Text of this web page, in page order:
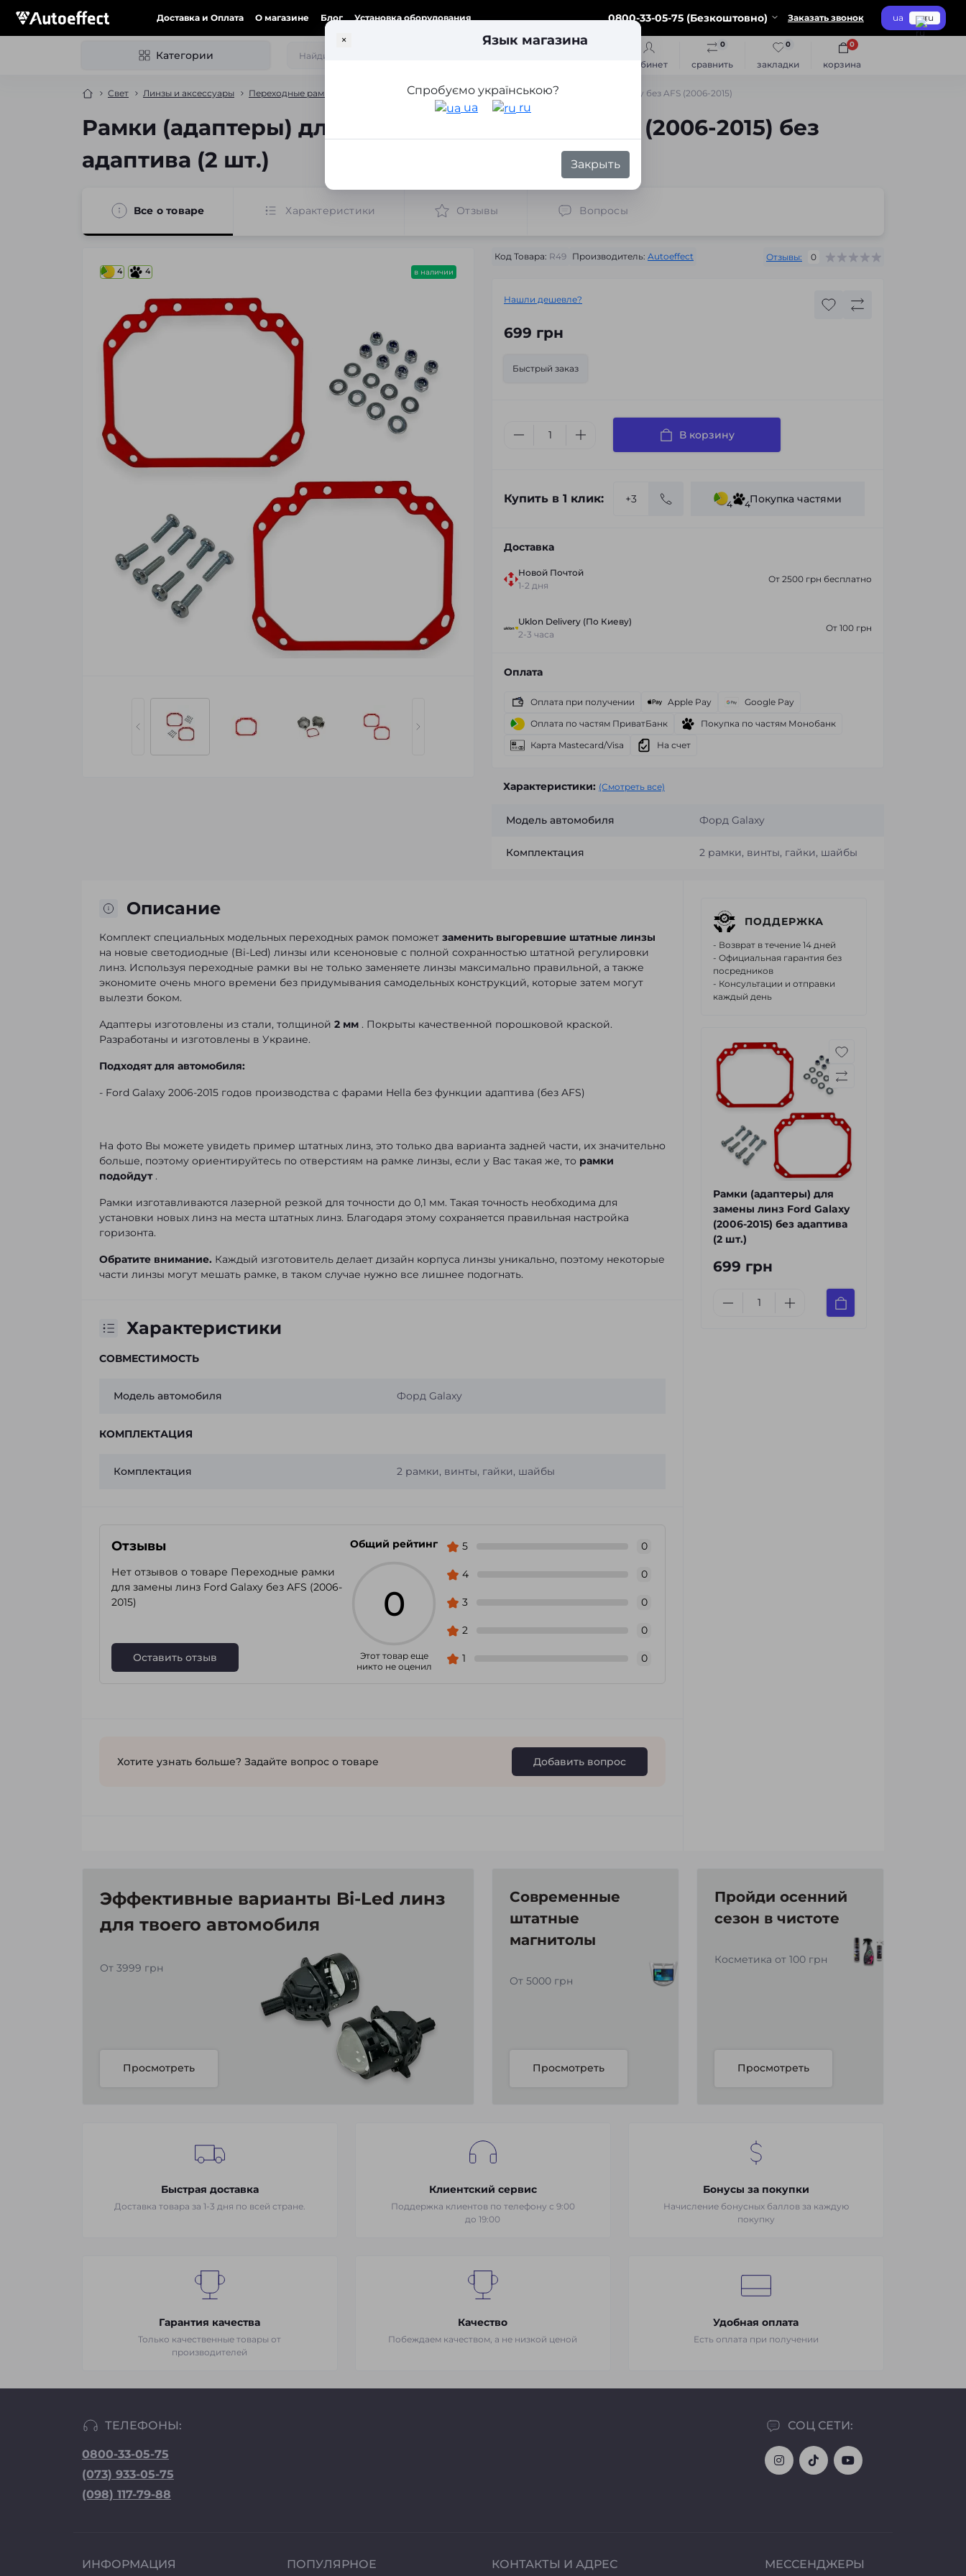
Доставка и Оплата О магазине Блог Установка оборудования 0800-33-05-75 (Безкоштовно) Заказать звонок ua ru
Категории
кабинет сравнить
0
закладки
0
корзина
0
Свет Линзы и аксессуары Переходные рамки для замены линз Переходные рамки для замены линз Ford Galaxy без AFS (2006-2015)
× Язык магазина
Спробуємо українською?
ua
ru
Закрыть
Рамки (адаптеры) для замены линз Ford Galaxy (2006-2015) без
адаптива (2 шт.)
Все о товаре Характеристики Отзывы Вопросы
4 4 в наличии
Код Товара: R49 Производитель: Autoeffect Отзывы: 0
Нашли дешевле?
699 грн
Быстрый заказ
В корзину
Купить в 1 клик: 4 4Покупка частями
Доставка
Новой Почтой
1-2 дня
От 2500 грн бесплатно
Uklon Delivery (По Киеву)
2-3 часа
От 100 грн
Оплата
Оплата при получении Apple Pay
Google Pay
Оплата по частям ПриватБанк
Покупка по частям Монобанк
Карта Mastecard/Visa
На счет
Характеристики: (Смотреть все)
Модель автомобиля Форд Galaxy
Комплектация 2 рамки, винты, гайки, шайбы
Описание
Комплект специальных модельных переходных рамок поможет заменить выгоревшие штатные линзы
на новые светодиодные (Bi-Led) линзы или ксеноновые с полной сохранностью штатной регулировки
линз. Используя переходные рамки вы не только заменяете линзы максимально правильной, а также
экономите очень много времени без придумывания самодельных конструкций, которые затем могут
вылезти боком.
Адаптеры изготовлены из стали, толщиной 2 мм . Покрыты качественной порошковой краской.
Разработаны и изготовлены в Украине.
Подходят для автомобиля:
- Ford Galaxy 2006-2015 годов производства с фарами Hella без функции адаптива (без AFS)
На фото Вы можете увидеть пример штатных линз, это только два варианта задней части, их значительно
больше, поэтому ориентируйтесь по отверстиям на рамке линзы, если у Вас такая же, то рамки
подойдут.
Рамки изготавливаются лазерной резкой для точности до 0,1 мм. Такая точность необходима для
установки новых линз на места штатных линз. Благодаря этому сохраняется правильная настройка
горизонта.
Обратите внимание. Каждый изготовитель делает дизайн корпуса линзы уникально, поэтому некоторые
части линзы могут мешать рамке, в таком случае нужно все лишнее подогнать.
Характеристики
СОВМЕСТИМОСТЬ
Модель автомобиля Форд Galaxy
КОМПЛЕКТАЦИЯ
Комплектация 2 рамки, винты, гайки, шайбы
Отзывы
Нет отзывов о товаре Переходные рамки
для замены линз Ford Galaxy без AFS (2006-
2015)
Оставить отзыв
Общий рейтинг
0
Этот товар еще
никто не оценил
5 0
4 0
3 0
2 0
1 0
Хотите узнать больше? Задайте вопрос о товаре Добавить вопрос
ПОДДЕРЖКА
- Возврат в течение 14 дней
- Официальная гарантия без
посредников
- Консультации и отправки
каждый день
Рамки (адаптеры) для
замены линз Ford Galaxy
(2006-2015) без адаптива
(2 шт.)
699 грн
Эффективные варианты Bi-Led линз
для твоего автомобиля
От 3999 грн
Просмотреть
Современные
штатные
магнитолы
От 5000 грн
Просмотреть
Пройди осенний
сезон в чистоте
Косметика от 100 грн
Просмотреть
Быстрая доставка
Доставка товара за 1-3 дня по всей стране.
Клиентский сервис
Поддержка клиентов по телефону с 9:00
до 19:00
Бонусы за покупки
Начисление бонусных баллов за каждую
покупку
Гарантия качества
Только качественные товары от
производителей
Качество
Побеждаем качеством, а не низкой ценой
Удобная оплата
Есть оплата при получении
ТЕЛЕФОНЫ:
0800-33-05-75
(073) 933-05-75
(098) 117-79-88
СОЦ СЕТИ:
ИНФОРМАЦИЯ ПОПУЛЯРНОЕ КОНТАКТЫ И АДРЕС МЕССЕНДЖЕРЫ